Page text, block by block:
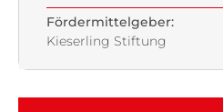
Fördermittelgeber:
Kieserling Stiftung